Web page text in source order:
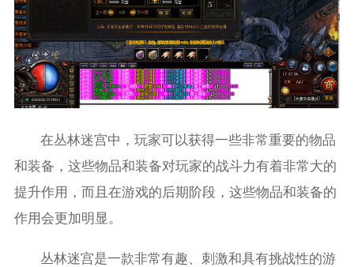
在丛林迷宫中，玩家可以获得一些非常重要的物品
和装备，这些物品和装备对玩家的战斗力有着非常大的
提升作用，而且在游戏的后期阶段，这些物品和装备的
作用会更加明显。
丛林迷宫是一款非常有趣、刺激和具有挑战性的游